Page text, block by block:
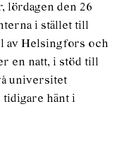
lördagen den 26
i stället till
av Helsingfors och
en natt, i stöd till
universitet
tidigare hänt i